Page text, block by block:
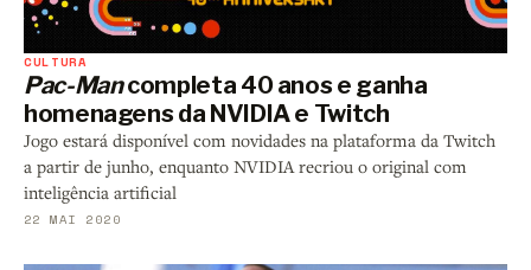
CULTURA
Pac-Mancompleta 40 anos e ganha
homenagens da NVIDIA e Twitch
Jogo estará disponível com novidades na plataforma da Twitch
a partir de junho, enquanto NVIDIA recriou o original com
inteligência artificial
22 MAI 2020